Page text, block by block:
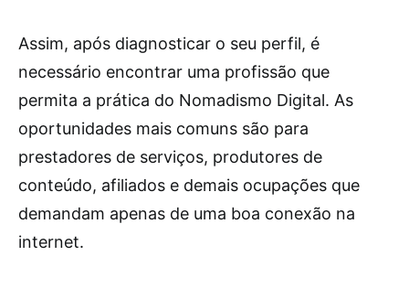
Assim, após diagnosticar o seu perfil, é
necessário encontrar uma profissão que
permita a prática do Nomadismo Digital. As
oportunidades mais comuns são para
prestadores de serviços, produtores de
conteúdo, afiliados e demais ocupações que
demandam apenas de uma boa conexão na
internet.